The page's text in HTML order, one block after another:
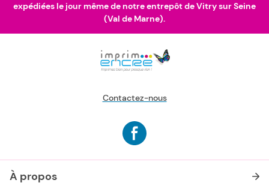
expédiées le jour même de notre entrepôt de Vitry sur Seine
(Val de Marne).
Contactez-nous
À propos